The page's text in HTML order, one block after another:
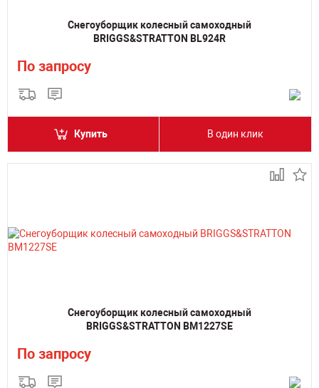
Снегоуборщик колесный самоходный
BRIGGS&STRATTON BL924R
По запросу
Купить В один клик
Снегоуборщик колесный самоходный
BRIGGS&STRATTON BM1227SE
По запросу